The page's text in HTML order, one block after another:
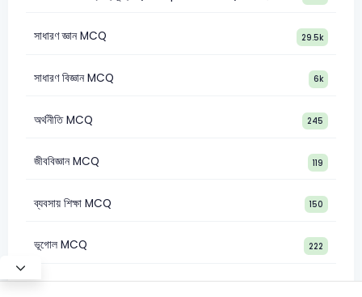
সাধারণ জ্ঞান MCQ 29.5k
সাধারণ বিজ্ঞান MCQ 6k
অর্থনীতি MCQ 245
জীববিজ্ঞান MCQ 119
ব্যবসায় শিক্ষা MCQ 150
ভূগোল MCQ 222